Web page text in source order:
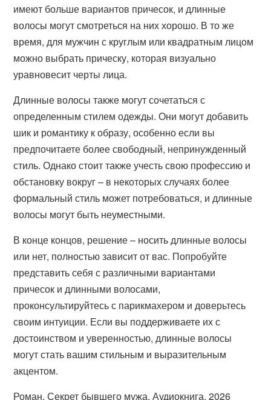
имеют больше вариантов причесок, и длинные
волосы могут смотреться на них хорошо. В то же
время, для мужчин с круглым или квадратным лицом
можно выбрать прическу, которая визуально
уравновесит черты лица.
Длинные волосы также могут сочетаться с
определенным стилем одежды. Они могут добавить
шик и романтику к образу, особенно если вы
предпочитаете более свободный, непринужденный
стиль. Однако стоит также учесть свою профессию и
обстановку вокруг – в некоторых случаях более
формальный стиль может потребоваться, и длинные
волосы могут быть неуместными.
В конце концов, решение – носить длинные волосы
или нет, полностью зависит от вас. Попробуйте
представить себя с различными вариантами
причесок и длинными волосами,
проконсультируйтесь с парикмахером и доверьтесь
своим интуиции. Если вы поддерживаете их с
достоинством и уверенностью, длинные волосы
могут стать вашим стильным и выразительным
акцентом.
Роман. Секрет бывшего мужа. Аудиокнига. 2026